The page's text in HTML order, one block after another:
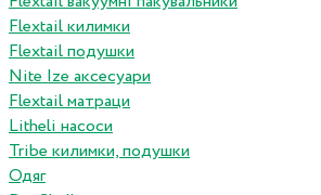
Flextail килимки
Flextail подушки
Nite Ize аксесуари
Flextail матраци
Litheli насоси
Tribe килимки, подушки
Одяг